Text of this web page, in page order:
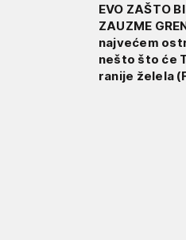
EVO ZAŠTO
ZAUZME
najvećem
nešto što će
ranije želela